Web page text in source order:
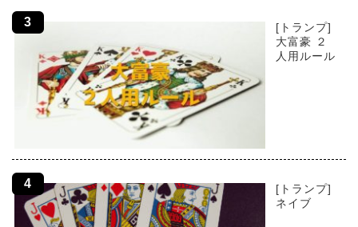
[トランプ]
大富豪 ２
人用ルール
[トランプ]
ネイブ